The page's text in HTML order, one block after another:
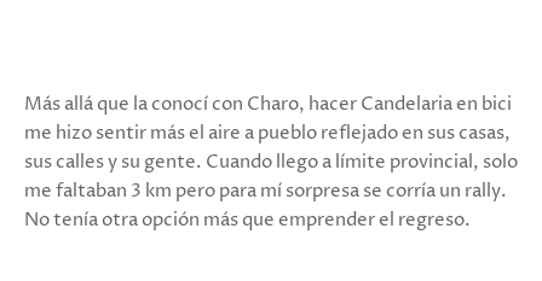
Más allá que la conocí con Charo, hacer Candelaria en bici
me hizo sentir más el aire a pueblo reflejado en sus casas,
sus calles y su gente. Cuando llego a límite provincial, solo
me faltaban 3 km pero para mí sorpresa se corría un rally.
No tenía otra opción más que emprender el regreso.